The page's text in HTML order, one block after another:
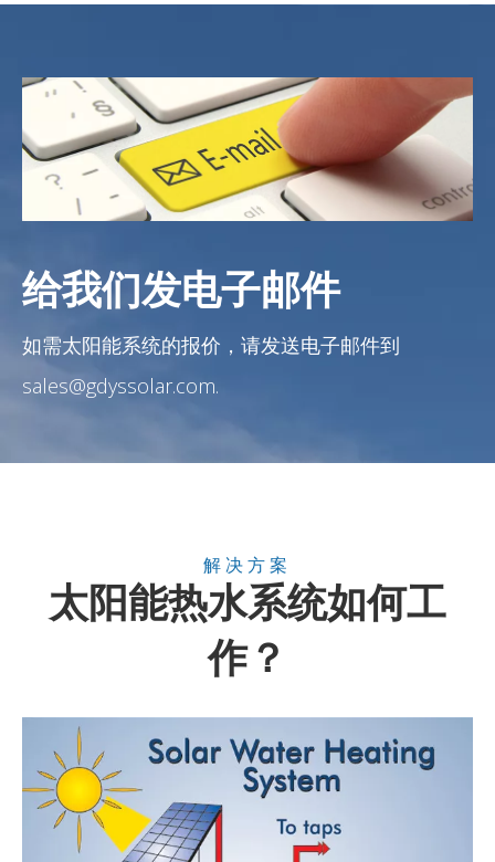
给我们发电子邮件
如需太阳能系统的报价，请发送电子邮件到
sales@gdyssolar.com.
解决方案
太阳能热水系统如何工
作？